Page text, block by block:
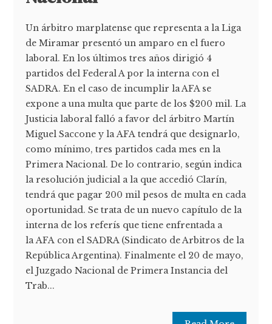
Un árbitro marplatense que representa a la Liga
de Miramar presentó un amparo en el fuero
laboral. En los últimos tres años dirigió 4
partidos del Federal A por la interna con el
SADRA. En el caso de incumplir la AFA se
expone a una multa que parte de los $200 mil. La
Justicia laboral falló a favor del árbitro Martín
Miguel Saccone y la AFA tendrá que designarlo,
como mínimo, tres partidos cada mes en la
Primera Nacional. De lo contrario, según indica
la resolución judicial a la que accedió Clarín,
tendrá que pagar 200 mil pesos de multa en cada
oportunidad. Se trata de un nuevo capítulo de la
interna de los referís que tiene enfrentada a
la AFA con el SADRA (Sindicato de Arbitros de la
República Argentina). Finalmente el 20 de mayo,
el Juzgado Nacional de Primera Instancia del
Trab...